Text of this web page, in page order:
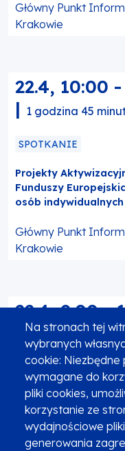
Na stronach tej
wybranych
cookie: Niezbędne
wymagane do
pliki cookies,
korzystanie ze
wydajnościowe
generowania
Główny Punkt
Krakowie
22.4, 10:00 -
| 1 godzina 45
SPOTKANIE
Projekty
Funduszy
osób indywidualnych
Główny Punkt
Krakowie
22.4,9:00-
5 godzin
MOBILNY
Całodzienny dyżur
mieszkańców
Brzesko